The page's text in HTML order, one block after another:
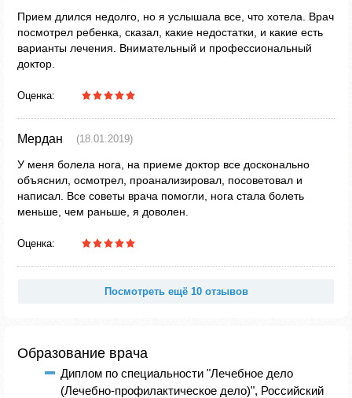
Прием длился недолго, но я услышала все, что хотела. Врач
посмотрел ребенка, сказал, какие недостатки, и какие есть
варианты лечения. Внимательный и профессиональный
доктор.
Оценка:
Мердан (18.01.2019)
У меня болела нога, на приеме доктор все досконально
объяснил, осмотрел, проанализировал, посоветовал и
написал. Все советы врача помогли, нога стала болеть
меньше, чем раньше, я доволен.
Оценка:
Посмотреть ещё 10 отзывов
Образование врача
Диплом по специальности "Лечебное дело
(Лечебно-профилактическое дело)", Российский